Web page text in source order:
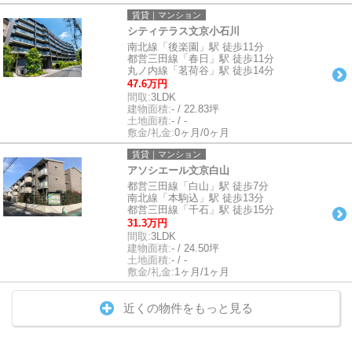
賃貸｜マンション
シティテラス文京小石川
南北線「後楽園」駅 徒歩11分
都営三田線「春日」駅 徒歩11分
丸ノ内線「茗荷谷」駅 徒歩14分
47.6万円
間取:3LDK
建物面積:- / 22.83坪
土地面積:- / -
敷金/礼金:0ヶ月/0ヶ月
賃貸｜マンション
アソシエール文京白山
都営三田線「白山」駅 徒歩7分
南北線「本駒込」駅 徒歩13分
都営三田線「千石」駅 徒歩15分
31.3万円
間取:3LDK
建物面積:- / 24.50坪
土地面積:- / -
敷金/礼金:1ヶ月/1ヶ月
近くの物件をもっと見る